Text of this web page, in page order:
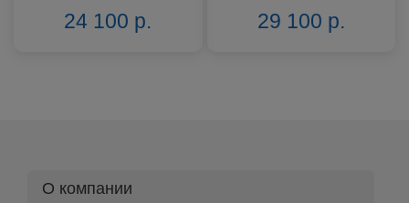
24 100 р. 29 100 р.
О компании